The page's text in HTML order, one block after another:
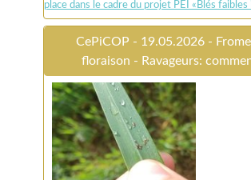
place dans le cadre du projet PEI «Blés
CePiCOP - 19.05.2026 -
floraison - Ravageurs: